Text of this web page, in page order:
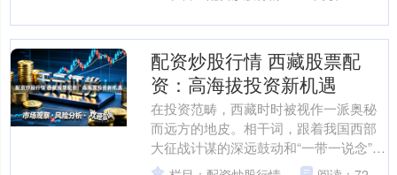
补贴法式....
配资炒股行情 西藏股票配
资：高海拔投资新机遇
在投资范畴，西藏时时被视作一派奥秘
而远方的地皮。相干词，跟着我国西部
大征战计谋的深远鼓动和“一带一说念”倡
议的捏续赋能配资炒股行情，这片高海